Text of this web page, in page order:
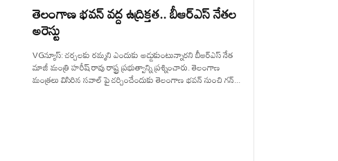
తెలంగాణ భవన్ వద్ద ఉద్రిక్తత.. బీఆర్ఎస్ నేతల
అరెస్టు
VGన్యూస్: చర్చలకు రమ్మని ఎందుకు అడ్డుకుంటున్నారని బీఆర్ఎస్ నేత
మాజీ మంత్రి హరీష్ రావు రాష్ట్ర ప్రభుత్వాన్ని ప్రశ్నించారు. తెలంగాణ
మంత్రలు విసిరిన సవాల్ పై చర్చించేందుకు తెలంగాణ భవన్ నుంచి గన్...